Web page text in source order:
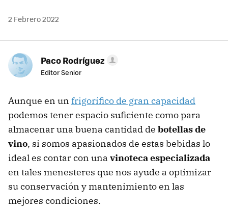
2 Febrero 2022
Paco Rodríguez
Editor Senior
Aunque en un frigorífico de gran capacidad
podemos tener espacio suficiente como para
almacenar una buena cantidad de botellas de
vino, si somos apasionados de estas bebidas lo
ideal es contar con una vinoteca especializada
en tales menesteres que nos ayude a optimizar
su conservación y mantenimiento en las
mejores condiciones.